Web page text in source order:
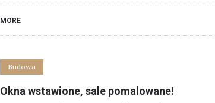
MORE
Budowa
Okna wstawione, sale pomalowane!